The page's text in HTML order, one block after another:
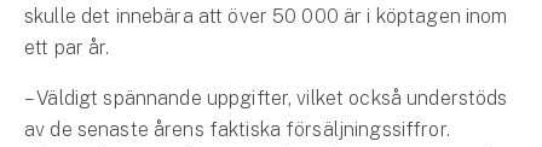
För förmedlare
Kommunolycksfall
skulle det innebära att över 50 000 är i köptagen inom
ett par år.
– Väldigt spännande uppgifter, vilket också understöds
av de senaste årens faktiska försäljningssiffror.